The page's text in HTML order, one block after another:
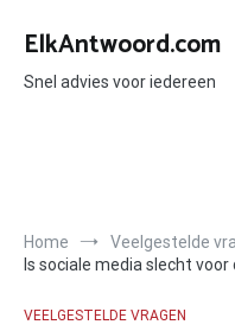
naar
inhoud
ElkAntwoord.com
Snel advies voor iedereen
Home
Veelgestelde
Is sociale media slecht
VEELGESTELDE VRAGEN